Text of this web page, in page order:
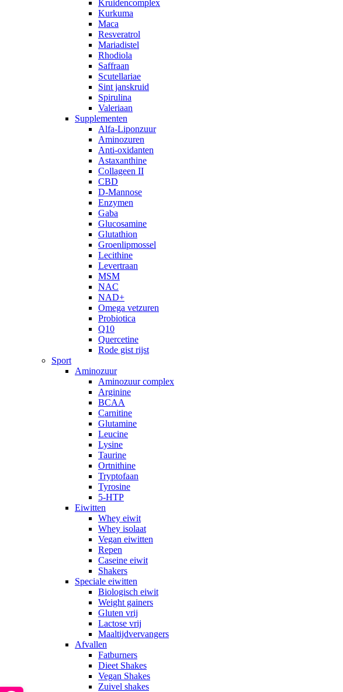
Kruidencomplex
Kurkuma
Maca
Resveratrol
Mariadistel
Rhodiola
Saffraan
Scutellariae
Sint janskruid
Spirulina
Valeriaan
Supplementen
Alfa-Liponzuur
Aminozuren
Anti-oxidanten
Astaxanthine
Collageen II
CBD
D-Mannose
Enzymen
Gaba
Glucosamine
Glutathion
Groenlipmossel
Lecithine
Levertraan
MSM
NAC
NAD+
Omega vetzuren
Probiotica
Q10
Quercetine
Rode gist rijst
Sport
Aminozuur
Aminozuur complex
Arginine
BCAA
Carnitine
Glutamine
Leucine
Lysine
Taurine
Ortnithine
Tryptofaan
Tyrosine
5-HTP
Eiwitten
Whey eiwit
Whey isolaat
Vegan eiwitten
Repen
Caseine eiwit
Shakers
Speciale eiwitten
Biologisch eiwit
Weight gainers
Gluten vrij
Lactose vrij
Maaltijdvervangers
Afvallen
Fatburners
Dieet Shakes
Vegan Shakes
Zuivel shakes